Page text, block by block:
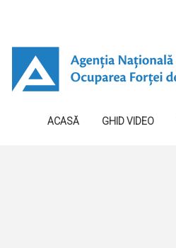
ACASĂ GHID VIDEO